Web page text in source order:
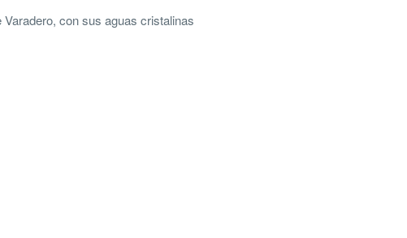
con sus aguas cristalinas